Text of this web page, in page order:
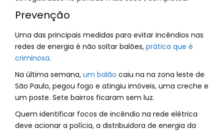
Prevenção
Uma das principais medidas para evitar incêndios nas
redes de energia é não soltar balões, prática que é
criminosa.
Na última semana, um balão caiu na na zona leste de
São Paulo, pegou fogo e atingiu imóveis, uma creche e
um poste. Sete bairros ficaram sem luz.
Quem identificar focos de incêndio na rede elétrica
deve acionar a polícia, a distribuidora de energia da